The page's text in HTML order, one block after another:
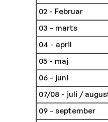
02 - Februar
03 - marts
04 - april
05 - maj
06 - juni
07/08 - juli /
09 - september